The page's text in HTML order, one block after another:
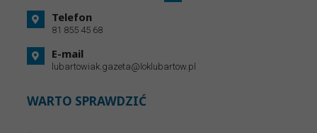
Telefon
81 855 45 68
E-mail
lubartowiak.gazeta@loklubartow.pl
WARTO SPRAWDZIĆ